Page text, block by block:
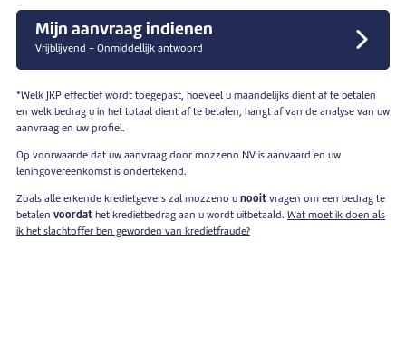
Mijn aanvraag indienen
Vrijblijvend - Onmiddellijk antwoord
*Welk JKP effectief wordt toegepast, hoeveel u maandelijks dient af te betalen
en welk bedrag u in het totaal dient af te betalen, hangt af van de analyse van uw
aanvraag en uw profiel.
Op voorwaarde dat uw aanvraag door mozzeno NV is aanvaard en uw
leningovereenkomst is ondertekend.
Zoals alle erkende kredietgevers zal mozzeno u nooit vragen om een bedrag te
betalen voordat het kredietbedrag aan u wordt uitbetaald. Wat moet ik doen als
ik het slachtoffer ben geworden van kredietfraude?